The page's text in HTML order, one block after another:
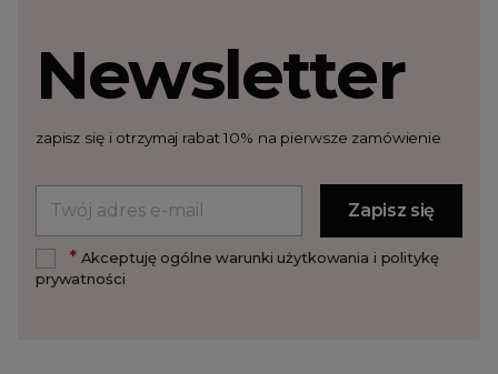
Newsletter
zapisz się i otrzymaj rabat 10% na pierwsze zamówienie
*Akceptuję ogólne warunki użytkowania i politykę
prywatności